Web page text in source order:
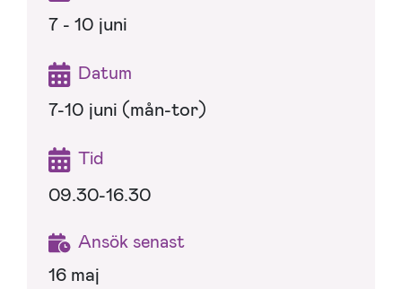
7 - 10 juni
Datum
7-10 juni (mån-tor)
Tid
09.30-16.30
Ansök senast
16 maj